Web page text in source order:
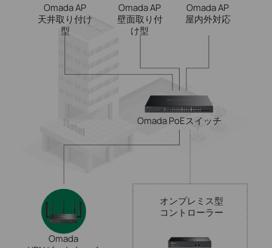
オンプレミス型
コントローラー
Omada AP
天井取り付け
型
Omada AP
壁面取り付
け型
Omada AP
屋内外対応
OmadaPoEスイッチ
Omada